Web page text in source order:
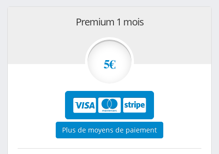
Premium 1 mois
5€
Plus de moyens de paiement